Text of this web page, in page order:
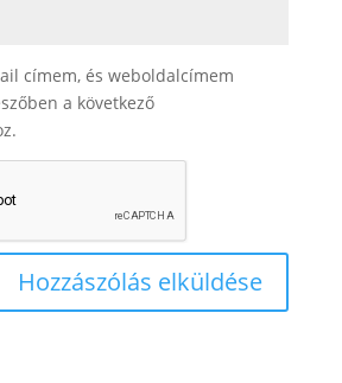
címem, és weboldalcímem
a következő